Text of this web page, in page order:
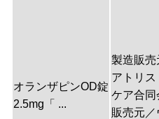
オランザピンOD錠
2.5mg「 ...
製造販売
アトリス
ケア合同
販売元／